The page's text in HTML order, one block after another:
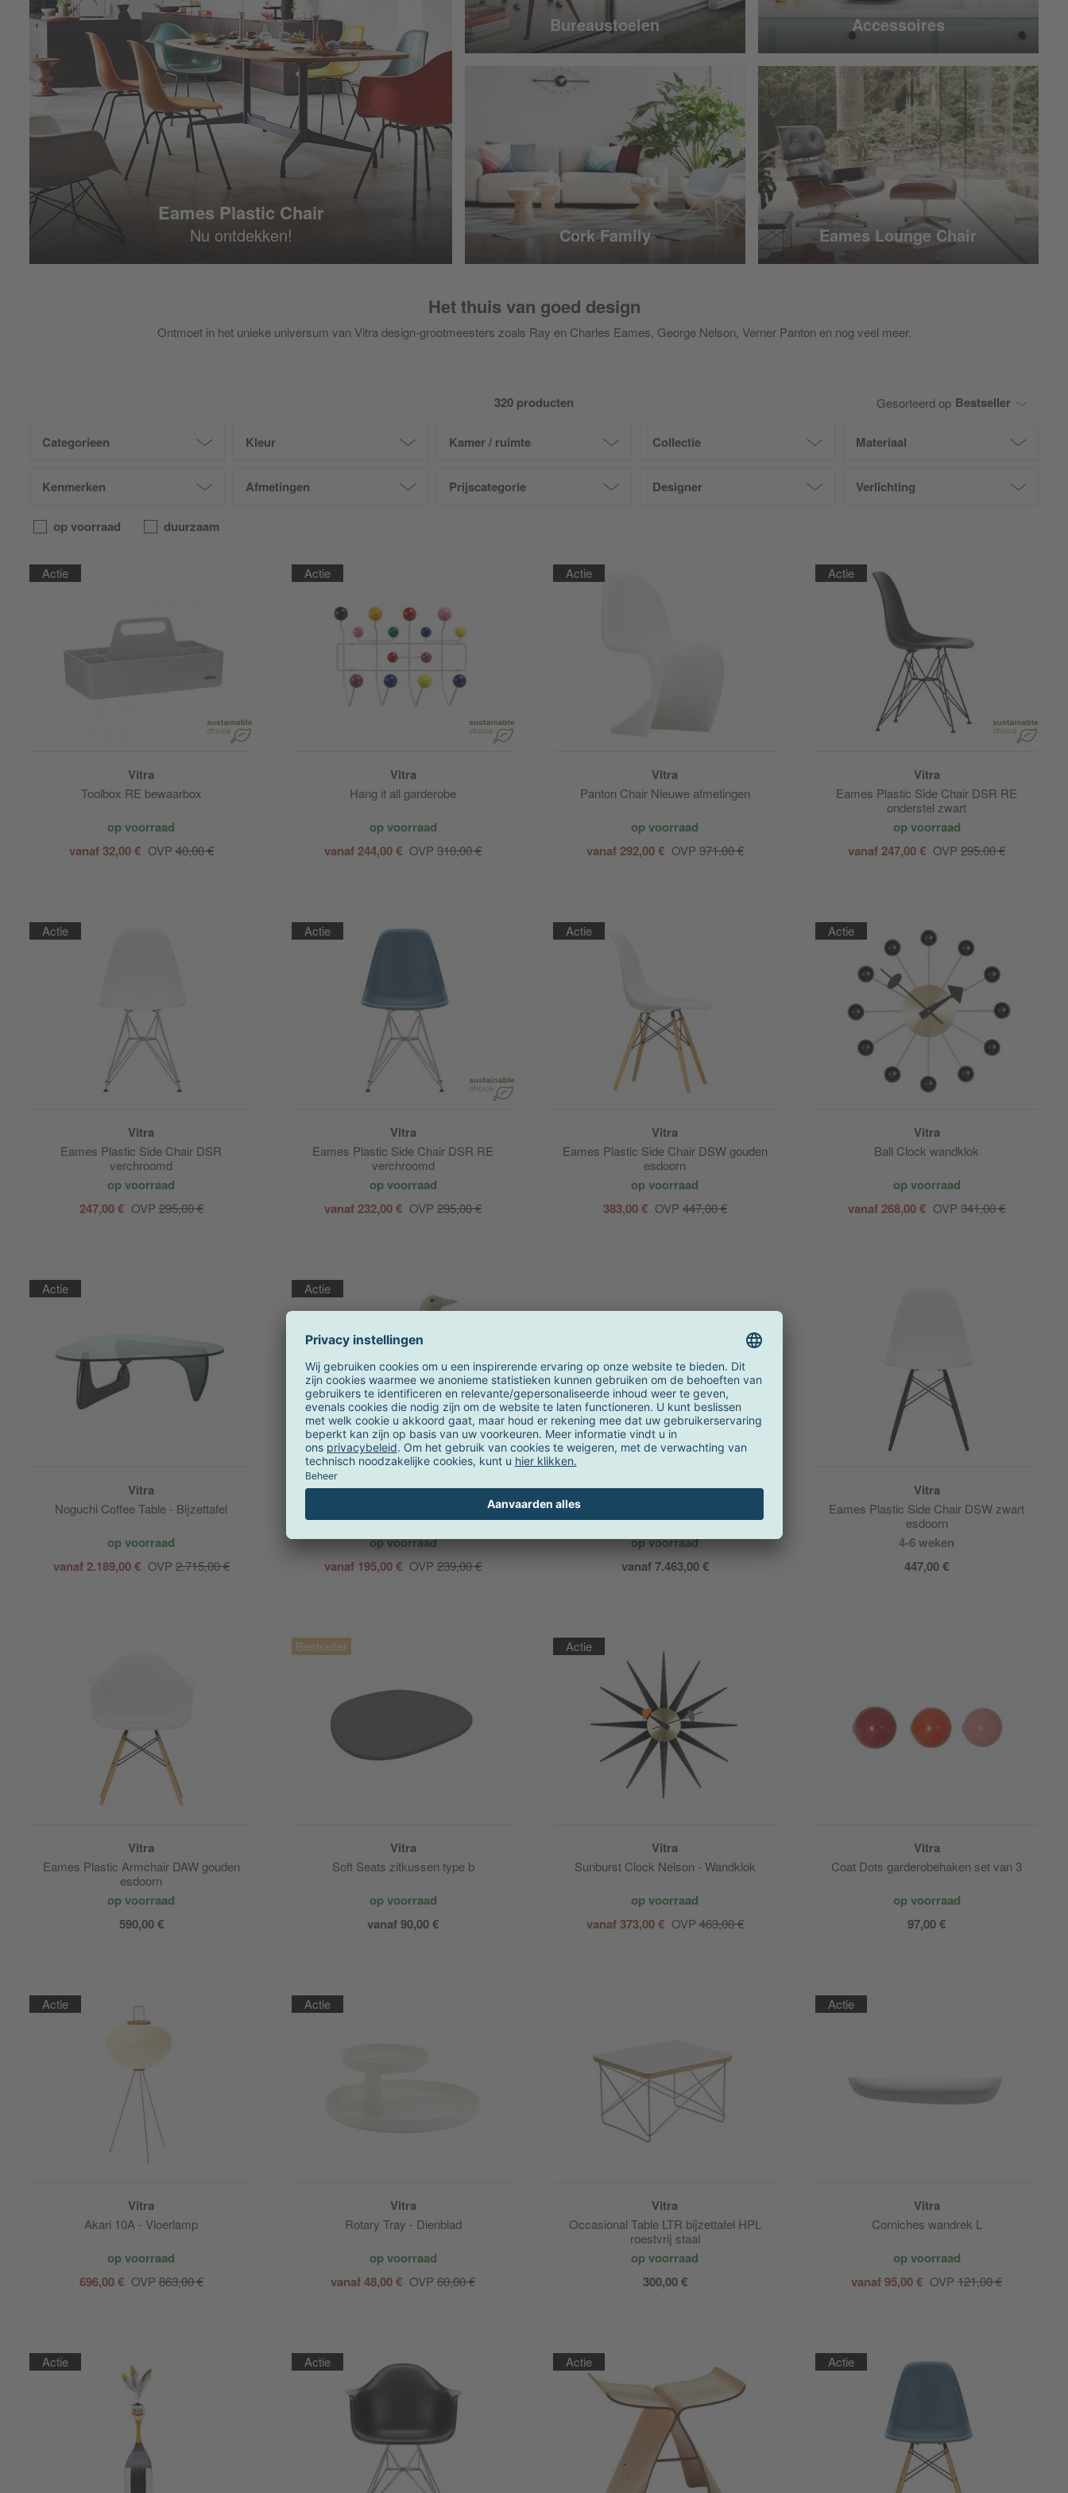
Eames Plastic Chair
Nu ontdekken!
Bureaustoelen Accessoires
Cork Family Eames Lounge Chair
Het thuis van goed design
Ontmoet in het unieke universum van Vitra design-grootmeesters zoals Ray en Charles Eames, George Nelson, Verner Panton en nog veel meer.
320 producten Gesorteerd op Bestseller
Categorieen Kleur Kamer / ruimte Collectie Materiaal
Kenmerken Afmetingen Prijscategorie Designer Verlichting
op voorraad duurzaam
Vitra
Toolbox RE bewaarbox
op voorraad
vanaf 32,00 € OVP 40,00 €
Actie
Vitra
Hang it all garderobe
op voorraad
vanaf 244,00 € OVP310,00 €
Actie
Vitra
Panton Chair Nieuwe afmetingen
op voorraad
vanaf 292,00 € OVP 371,00 €
Actie
Vitra
Eames Plastic Side Chair DSR RE
onderstel zwart
op voorraad
vanaf 247,00 € OVP295,00 €
Actie
Vitra
Eames Plastic Side Chair DSR
verchroomd
op voorraad
247,00 € OVP 295,00 €
Actie
Vitra
Eames Plastic Side Chair DSR RE
verchroomd
op voorraad
vanaf 232,00 € OVP295,00 €
Actie
Vitra
Eames Plastic Side Chair DSW gouden
esdoorn
op voorraad
383,00 € OVP 447,00 €
Actie
Vitra
Ball Clock wandklok
op voorraad
vanaf 268,00 € OVP341,00 €
Actie
Vitra
Noguchi Coffee Table - Bijzettafel
op voorraad
vanaf 2.189,00 € OVP 2.715,00 €
Actie
Vitra
op voorraad
vanaf 195,00 € OVP239,00 €
Actie
Vitra
voetenbank stof
op voorraad
vanaf 7.463,00 €
Vitra
Eames Plastic Side Chair DSW zwart
esdoorn
4-6 weken
447,00 €
Vitra
Eames Plastic Armchair DAW gouden
esdoorn
op voorraad
590,00 €
Vitra
Soft Seats zitkussen type b
op voorraad
vanaf 90,00 €
Vitra
Sunburst Clock Nelson - Wandklok
op voorraad
vanaf 373,00 € OVP 463,00 €
Actie
Vitra
Coat Dots garderobehaken set van 3
op voorraad
97,00 €
Vitra
Akari 10A - Vloerlamp
op voorraad
696,00 € OVP 863,00 €
Actie
Vitra
Rotary Tray - Dienblad
op voorraad
vanaf 48,00 € OVP60,00 €
Actie
Vitra
Occasional Table LTR bijzettafel HPL
roestvrij staal
op voorraad
300,00 €
Vitra
Corniches wandrek L
op voorraad
vanaf 95,00 € OVP121,00 €
Actie
Actie Actie Actie Actie